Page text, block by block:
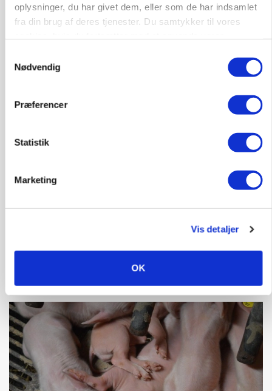
oplysninger, du har givet dem, eller som de har indsamlet
fra din brug af deres tjenester. Du samtykker til vores
Nødvendig
Præferencer
Statistik
Marketing
Vis detaljer
OK
Annonce
Før såmaskinen kører: Her er efterårets største